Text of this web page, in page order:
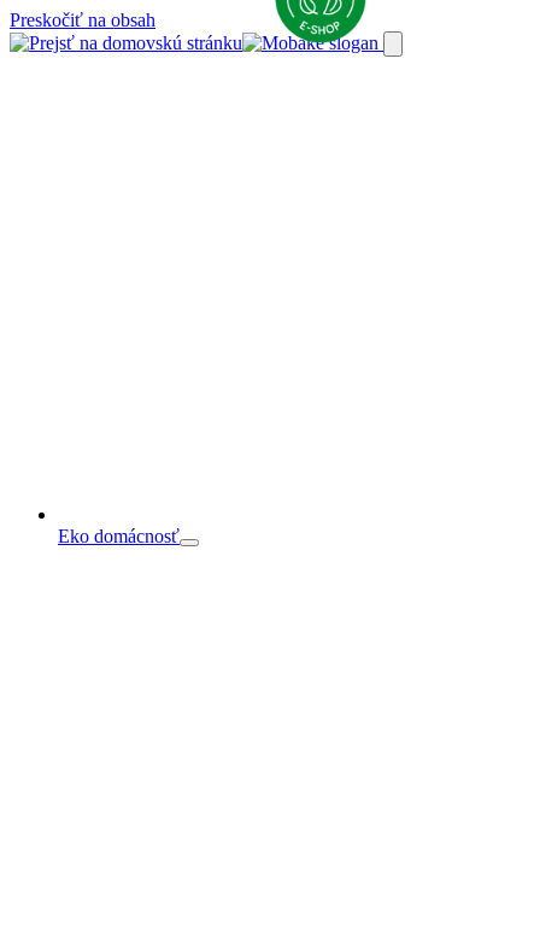
Preskočiť na obsah
Eko domácnosť